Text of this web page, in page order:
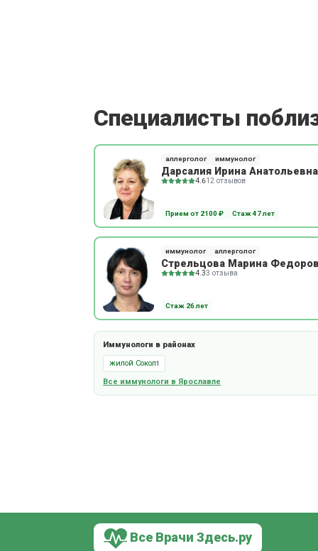
Специалисты
аллерголог иммунолог
Дарсалия Ирина Анатольевна
4.612 отзывов
Прием от 2100 ₽ Стаж 47 лет
иммунолог аллерголог
Стрельцова Марина
4.33 отзыва
Стаж 26 лет
Иммунологи в районах
жилой Сокол1
Все иммунологи в Ярославле
Все Врачи Здесь.ру